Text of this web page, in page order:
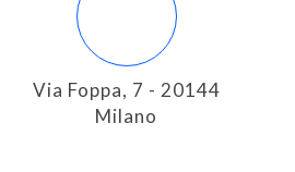
Via Foppa, 7 - 20144
Milano